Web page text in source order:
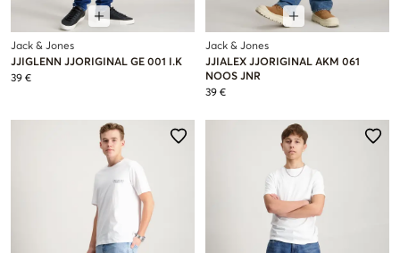
Jack & Jones
JJIGLENN JJORIGINAL GE 001 I.K
39 €
Jack & Jones
JJIALEX JJORIGINAL AKM 061
NOOS JNR
39 €